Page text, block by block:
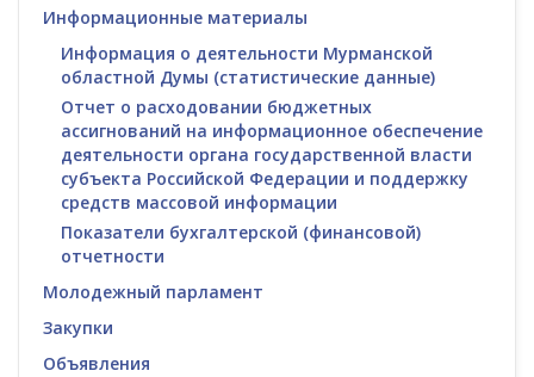
Информационные материалы
Информация о деятельности Мурманской
областной Думы (статистические данные)
Отчет о расходовании бюджетных
ассигнований на информационное обеспечение
деятельности органа государственной власти
субъекта Российской Федерации и поддержку
средств массовой информации
Показатели бухгалтерской (финансовой)
отчетности
Молодежный парламент
Закупки
Объявления